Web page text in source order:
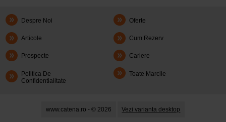
Despre Noi Oferte
Articole Cum Rezerv
Prospecte Cariere
Politica De
Confidentialitate
Toate Marcile
www.catena.ro - © 2026 Vezi varianta desktop